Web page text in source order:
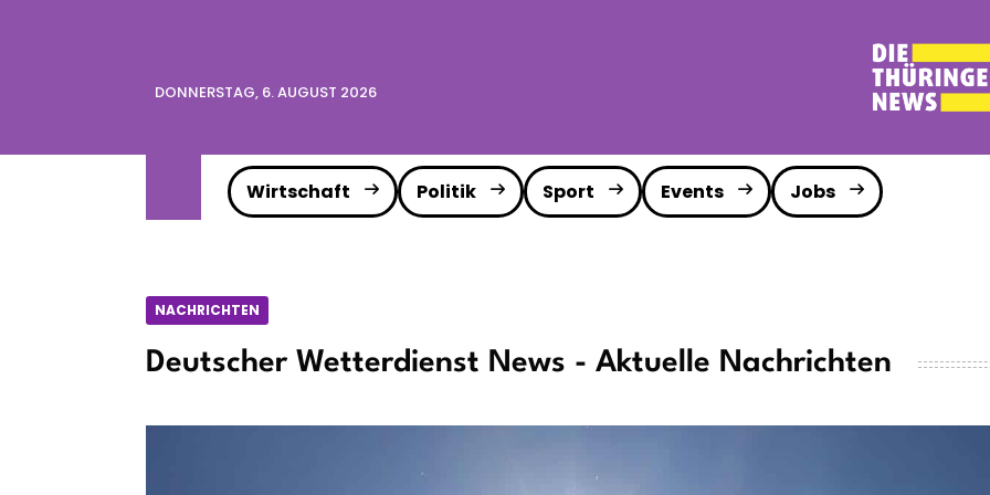
DONNERSTAG, 6. AUGUST 2026
Wirtschaft Politik Sport Events Jobs
NACHRICHTEN
Deutscher Wetterdienst News - Aktuelle Nachrichten